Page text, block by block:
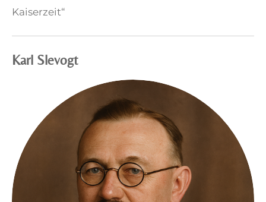
Kaiserzeit“
Karl Slevogt